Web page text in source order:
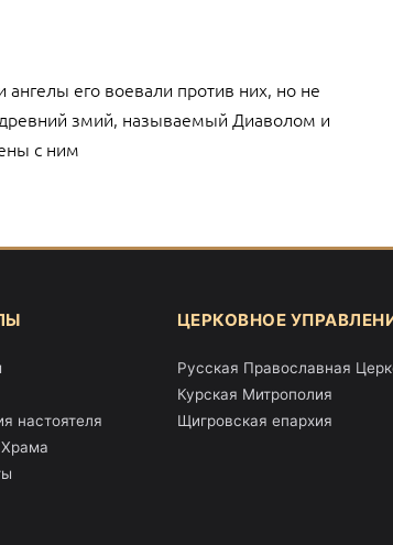
его воевали против них, но не
змий, называемый Диаволом и
с ним
настоятеля
ЦЕРКОВНОЕ
Русская Православная
Курская Митрополия
Щигровская епархия